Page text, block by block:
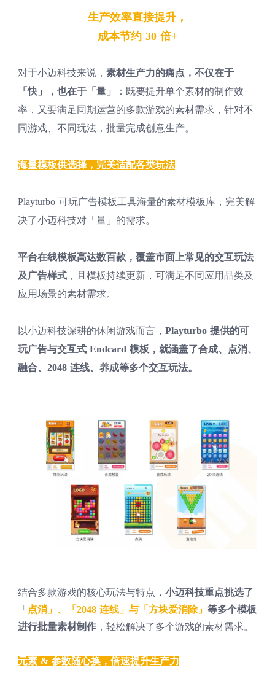
生产效率直接提升，
成本节约 30 倍+
对于小迈科技来说， 素材生产力的痛点，不仅在于
「快」，也在于「量」
：既要提升单个素材的制作效
率，又要满足同期运营的多款游戏的素材需求，针对不
同游戏、不同玩法，批量完成创意生产。
海量模板供选择，完美适配各类玩法
Playturbo 可玩广告模板工具海量的素材模板库，完美解
决了小迈科技对「量」的需求。
平台在线模板高达数百款，覆盖市面上常见的交互玩法
及广告样式，且模板持续更新，可满足不同应用品类及
应用场景的素材需求。
以小迈科技深耕的休闲游戏而言， Playturbo 提供的可
玩广告与交互式 Endcard 模板，就涵盖了合成、点消、
融合、2048 连线、养成等多个交互玩法。
结合多款游戏的核心玩法与特点， 小迈科技重点挑选了
「 点消」、「2048 连线」与「方块爱消除」 等多个模板
进行批量素材制作，轻松解决了多个游戏的素材需求。
元素 & 参数随心换，倍速提升生产力